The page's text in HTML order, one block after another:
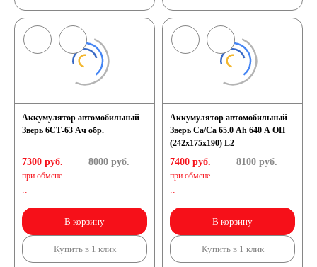
Аккумулятор автомобильный
Зверь 6СТ-63 Ач обр.
7300 руб.
при обмене
..
8000руб.
В корзину
Купить в 1 клик
Аккумулятор автомобильный
Зверь Са/Са 65.0 Ah 640 А ОП
(242x175x190) L2
7400 руб.
при обмене
..
8100руб.
В корзину
Купить в 1 клик